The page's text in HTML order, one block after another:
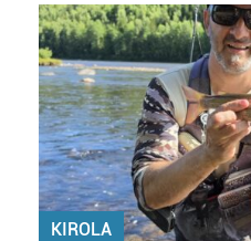
KIROLA